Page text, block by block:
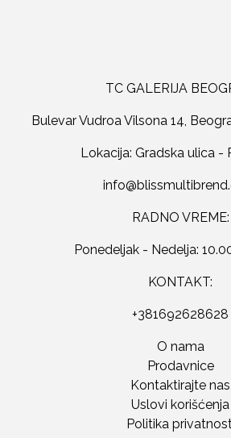
TC GALERIJA
Bulevar Vudroa Vilsona 14,
Lokacija: Gradska ulica -
RADNO VREME:
Ponedeljak - Nedelja:
KONTAKT:
+381692628628
O nama
Prodavnice
Kontaktirajte nas
Uslovi korišćenja
Politika